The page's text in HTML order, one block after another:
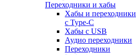
Переходники и хабы
Хабы и переходники
с Type-C
Хабы с USB
Аудио переходники
Переходники